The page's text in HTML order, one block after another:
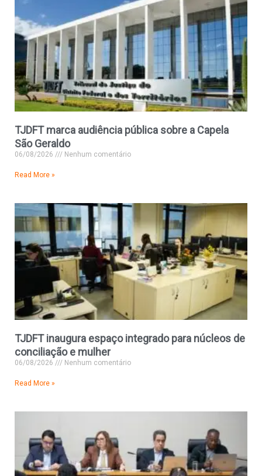
TJDFT marca audiência pública sobre a Capela
São Geraldo
06/08/2026 Nenhum comentário
Read More »
TJDFT inaugura espaço integrado para núcleos de
conciliação e mulher
06/08/2026 Nenhum comentário
Read More »